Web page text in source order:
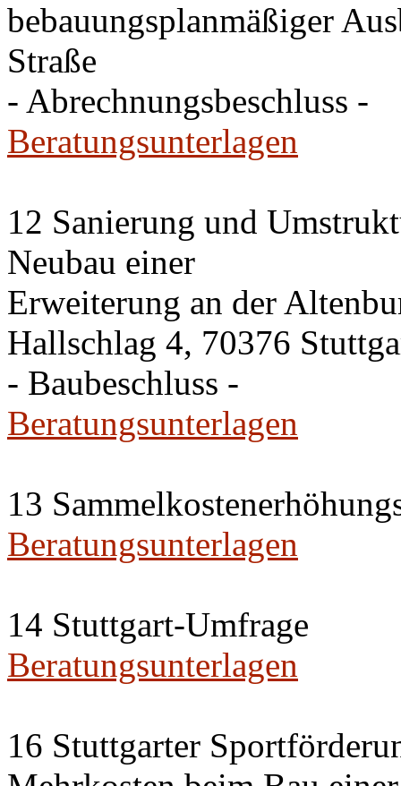
bebauungsplanmäßiger
Straße
- Abrechnungsbeschluss -
Beratungsunterlagen
12 Sanierung und
Neubau einer
Erweiterung an der
Hallschlag 4, 70376
- Baubeschluss -
Beratungsunterlagen
13
Beratungsunterlagen
14 Stuttgart-Umfrage
Beratungsunterlagen
16 Stuttgarter